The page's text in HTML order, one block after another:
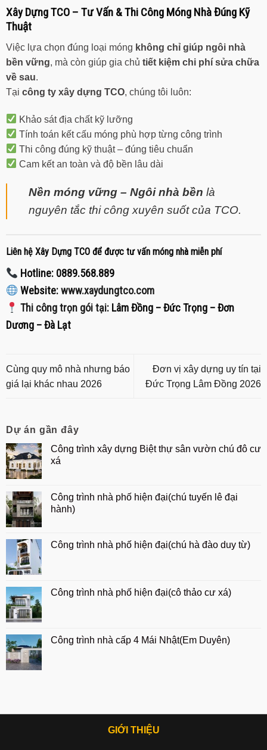
Xây Dựng TCO – Tư Vấn & Thi Công Móng Nhà Đúng Kỹ
Thuật
Việc lựa chọn đúng loại móng không chỉ giúp ngôi nhà
bền vững, mà còn giúp gia chủ tiết kiệm chi phí sửa chữa
về sau.
Tại công ty xây dựng TCO, chúng tôi luôn:
Khảo sát địa chất kỹ lưỡng
Tính toán kết cấu móng phù hợp từng công trình
Thi công đúng kỹ thuật – đúng tiêu chuẩn
Cam kết an toàn và độ bền lâu dài
Nền móng vững – Ngôi nhà bền là
nguyên tắc thi công xuyên suốt của TCO.
Liên hệ Xây Dựng TCO để được tư vấn móng nhà miễn phí
Hotline: 0889.568.889
Website: www.xaydungtco.com
Thi công trọn gói tại: Lâm Đồng – Đức Trọng – Đơn
Dương – Đà Lạt
Cùng quy mô nhà nhưng báo
giá lại khác nhau 2026
Đơn vị xây dựng uy tín tại
Đức Trọng Lâm Đồng 2026
Dự án gần đây
Công trình xây dựng Biệt thự sân vườn chú đô cư
xá
Công trình nhà phố hiện đại(chú tuyến lê đại
hành)
Công trình nhà phố hiện đại(chú hà đào duy từ)
Công trình nhà phố hiện đại(cô thảo cư xá)
Công trình nhà cấp 4 Mái Nhật(Em Duyên)
GIỚI THIỆU